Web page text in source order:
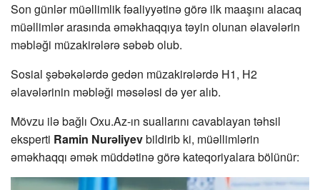
Son günlər müəllimlik fəaliyyətinə görə ilk maaşını alacaq
müəllimlər arasında əməkhaqqıya təyin olunan əlavələrin
məbləği müzakirələrə səbəb olub.
Sosial şəbəkələrdə gedən müzakirələrdə H1, H2
əlavələrinin məbləği məsələsi də yer alıb.
Mövzu ilə bağlı Oxu.Az-ın suallarını cavablayan təhsil
eksperti Ramin Nurəliyevbildirib ki, müəllimlərin
əməkhaqqı əmək müddətinə görə kateqoriyalara bölünür: